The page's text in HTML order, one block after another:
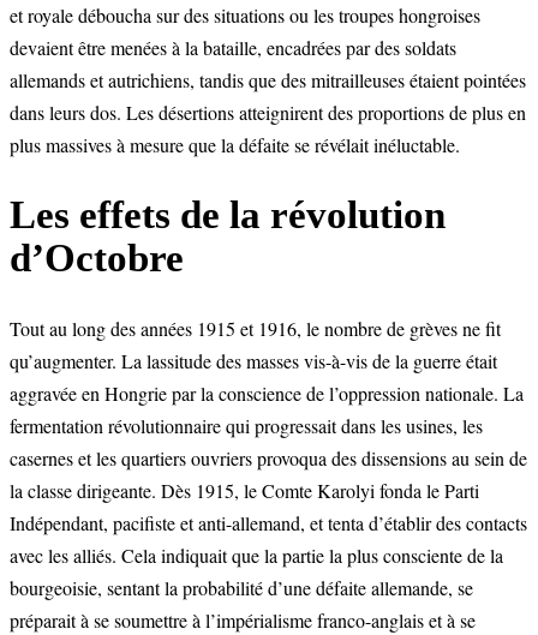
et royale déboucha sur des situations ou les troupes hongroises
devaient être menées à la bataille, encadrées par des soldats
allemands et autrichiens, tandis que des mitrailleuses étaient pointées
dans leurs dos. Les désertions atteignirent des proportions de plus en
plus massives à mesure que la défaite se révélait inéluctable.
Les effets de la révolution
d’Octobre
Tout au long des années 1915 et 1916, le nombre de grèves ne fit
qu’augmenter. La lassitude des masses vis-à-vis de la guerre était
aggravée en Hongrie par la conscience de l’oppression nationale. La
fermentation révolutionnaire qui progressait dans les usines, les
casernes et les quartiers ouvriers provoqua des dissensions au sein de
la classe dirigeante. Dès 1915, le Comte Karolyi fonda le Parti
Indépendant, pacifiste et anti-allemand, et tenta d’établir des contacts
avec les alliés. Cela indiquait que la partie la plus consciente de la
bourgeoisie, sentant la probabilité d’une défaite allemande, se
préparait à se soumettre à l’impérialisme franco-anglais et à se